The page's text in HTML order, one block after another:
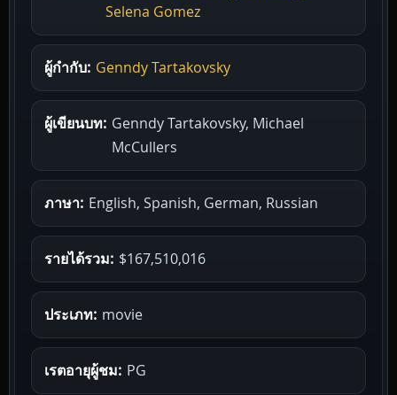
Selena Gomez
ผู้กำกับ: Genndy Tartakovsky
ผู้เขียนบท: Genndy Tartakovsky, Michael
McCullers
ภาษา: English, Spanish, German, Russian
รายได้รวม: $167,510,016
ประเภท: movie
เรตอายุผู้ชม: PG